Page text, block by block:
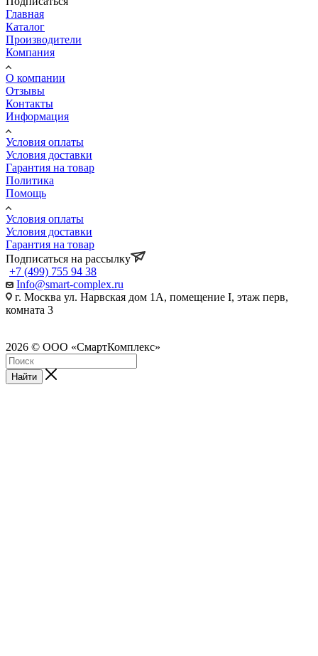
Главная
Каталог
Производители
Компания
О компании
Отзывы
Контакты
Информация
Условия оплаты
Условия доставки
Гарантия на товар
Политика
Помощь
Условия оплаты
Условия доставки
Гарантия на товар
Подписаться на рассылку
+7 (499) 755 94 38
Info@smart-complex.ru
г. Москва ул. Нарвская дом 1А, помещение I, этаж перв,
комната 3
2026 © ООО «СмартКомплекс»
Найти